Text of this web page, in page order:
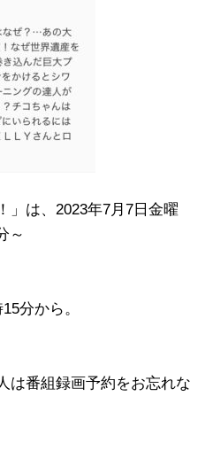
」​は、2023年7月7日金曜
～
分から。
は番組録画予約をお忘れな